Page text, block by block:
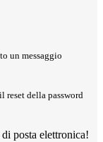
un messaggio
reset della password
posta elettronica!